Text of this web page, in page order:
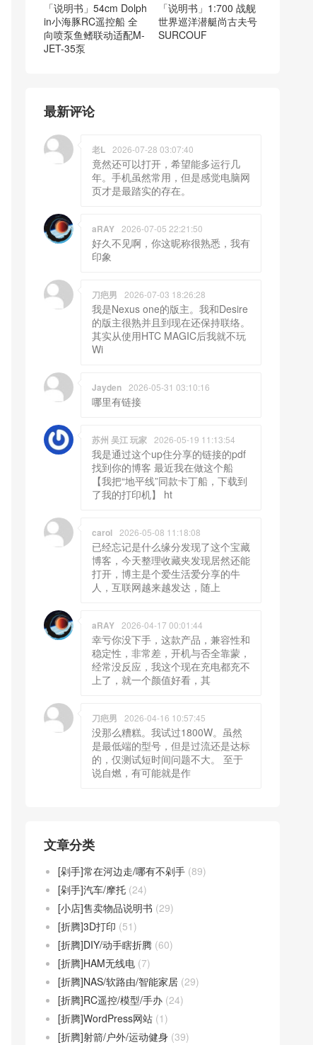
「说明书」54cm Dolph
in小海豚RC遥控船 全
向喷泵鱼鳍联动适配M-
JET-35泵
「说明书」1:700 战舰
世界巡洋潜艇尚古夫号
SURCOUF
最新评论
老L 2026-07-28 03:07:40
竟然还可以打开，希望能多运行几
年。手机虽然常用，但是感觉电脑网
页才是最踏实的存在。
aRAY 2026-07-05 22:21:50
好久不见啊，你这昵称很熟悉，我有
印象
刀疤男 2026-07-03 18:26:28
我是Nexus one的版主。我和Desire
的版主很熟并且到现在还保持联络。
其实从使用HTC MAGIC后我就不玩
Wi
Jayden 2026-05-31 03:10:16
哪里有链接
苏州 吴江 玩家 2026-05-19 11:13:54
我是通过这个up住分享的链接的pdf
找到你的博客 最近我在做这个船
【我把“地平线”同款卡丁船，下载到
了我的打印机】 ht
carol 2026-05-08 11:18:08
已经忘记是什么缘分发现了这个宝藏
博客，今天整理收藏夹发现居然还能
打开，博主是个爱生活爱分享的牛
人，互联网越来越发达，随上
aRAY 2026-04-17 00:01:44
幸亏你没下手，这款产品，兼容性和
稳定性，非常差，开机与否全靠蒙，
经常没反应，我这个现在充电都充不
上了，就一个颜值好看，其
刀疤男 2026-04-16 10:57:45
没那么糟糕。我试过1800W。虽然
是最低端的型号，但是过流还是达标
的，仅测试短时间问题不大。 至于
说自燃，有可能就是作
文章分类
[剁手]常在河边走/哪有不剁手 (89)
[剁手]汽车/摩托 (24)
[小店]售卖物品说明书 (29)
[折腾]3D打印 (51)
[折腾]DIY/动手瞎折腾 (60)
[折腾]HAM无线电 (7)
[折腾]NAS/软路由/智能家居 (29)
[折腾]RC遥控/模型/手办 (24)
[折腾]WordPress网站 (1)
[折腾]射箭/户外/运动健身 (39)